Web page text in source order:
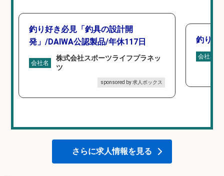
釣り好き必見「釣具の設計開
発」/DAIWA公認製品/年休117日
会社名
株式会社スポーツライフプラネッ
ツ
sponsored by 求人ボックス
釣り具
会社名
さらに求人情報を見る